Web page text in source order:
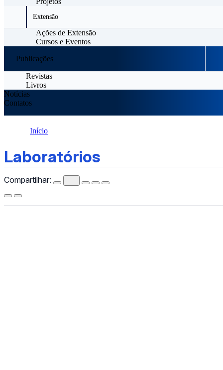
Extensão
Ações de Extensão
Cursos e Eventos
Publicações
Revistas
Livros
Notícias
Contatos
Início
Laboratórios
Compartilhar: